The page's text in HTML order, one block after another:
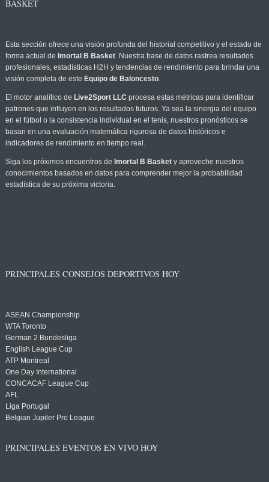
BASKET
Esta sección ofrece una visión profunda del historial competitivo y el estado de
forma actual de Imortal B Basket. Nuestra base de datos rastrea resultados
profesionales, estadísticas H2H y tendencias de rendimiento para brindar una
visión completa de este Equipo de Baloncesto.
El motor analítico de Live2Sport LLC procesa estas métricas para identificar
patrones que influyen en los resultados futuros. Ya sea la sinergia del equipo
en el fútbol o la consistencia individual en el tenis, nuestros pronósticos se
basan en una evaluación matemática rigurosa de datos históricos e
indicadores de rendimiento en tiempo real.
Siga los próximos encuentros de Imortal B Baskety aproveche nuestros
conocimientos basados en datos para comprender mejor la probabilidad
estadística de su próxima victoria.
PRINCIPALES CONSEJOS DEPORTIVOS HOY
ASEAN Championship
WTA Toronto
German 2 Bundesliga
English League Cup
ATP Montreal
One Day International
CONCACAF League Cup
AFL
Liga Portugal
Belgian Jupiler Pro League
PRINCIPALES EVENTOS EN VIVO HOY